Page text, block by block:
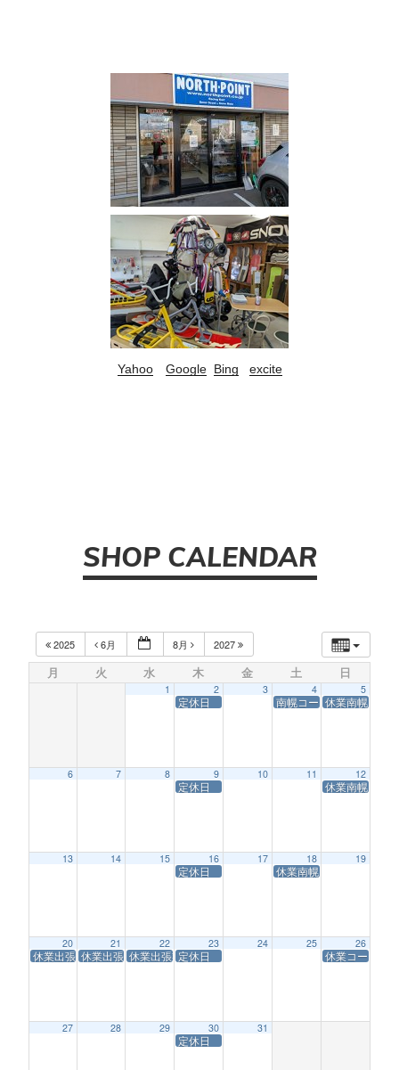
Yahoo Google Bing excite
SHOP CALENDAR
2025 6月 8月 2027
月 火 水 木 金 土 日
1 2
定休日
3 4
南幌コースサービス休業
5
休業南幌コー
6 7 8 9
定休日
10 11 12
休業南幌コー
13 14 15 16
定休日
17 18
休業南幌コースサービス
19
20
休業出張業務
21
休業出張業務
22
休業出張業務
23
定休日
24 25 26
休業コースサ
27 28 29 30
定休日
31